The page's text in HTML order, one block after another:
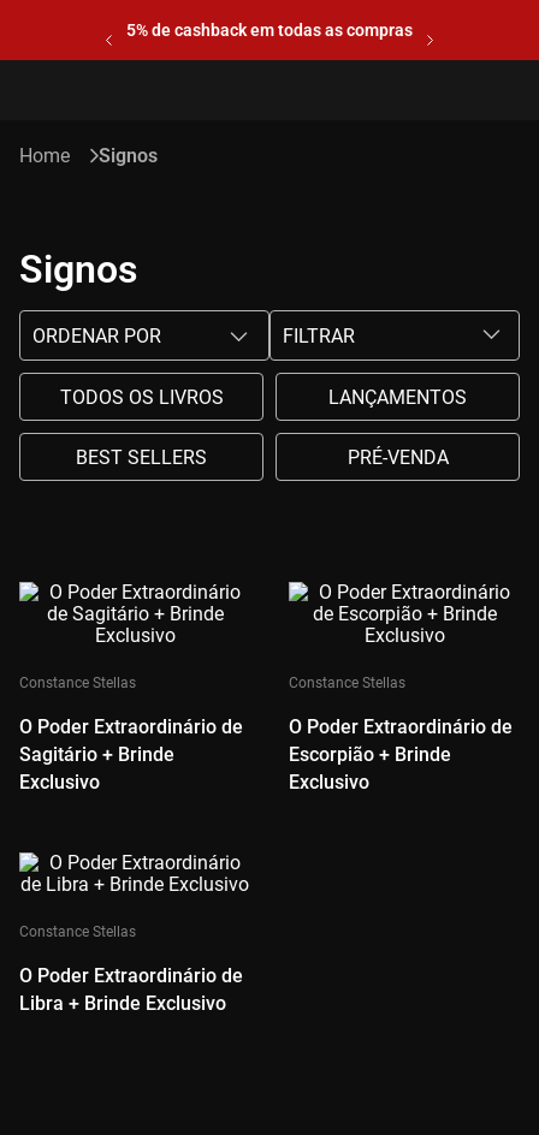
5% de cashback em todas as compras
Signos
Signos
ORDENAR POR FILTRAR
TODOS OS LIVROS LANÇAMENTOS
BEST SELLERS PRÉ-VENDA
Constance Stellas
O Poder Extraordinário de
Sagitário + Brinde
Exclusivo
Constance Stellas
O Poder Extraordinário de
Escorpião + Brinde
Exclusivo
Constance Stellas
O Poder Extraordinário de
Libra + Brinde Exclusivo